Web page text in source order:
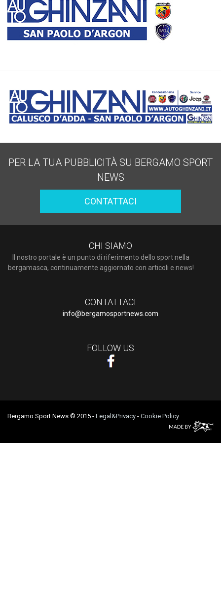
PER LA TUA PUBBLICITÀ SU BERGAMO SPORT
NEWS
CONTATTACI
CHI SIAMO
Il nostro portale è un punto di riferimento dello sport nella
bergamasca, continuamente aggiornato con articoli e news!
CONTATTACI
info@bergamosportnews.com
FOLLOW US
Bergamo Sport News © 2015 - Legal&Privacy - Cookie Policy